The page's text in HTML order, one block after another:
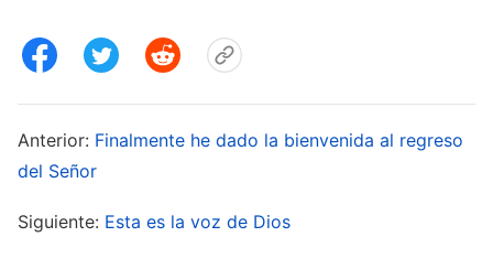
puede cambiar!”. Sabía que, dado que mi esposo
cuando se comprometía con algo, nadie podía
Pensé: “Por muy bien que hables, no lo aceptaré.
Anterior: Finalmente he dado la bienvenida al regreso
del Señor
Siguiente: Esta es la voz de Dios